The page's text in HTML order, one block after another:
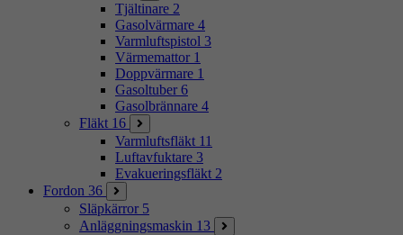
Tjältinare 2
Gasolvärmare 4
Varmluftspistol 3
Värmemattor 1
Doppvärmare 1
Gasoltuber 6
Gasolbrännare 4
Fläkt 16
Varmluftsfläkt 11
Luftavfuktare 3
Evakueringsfläkt 2
Fordon 36
Släpkärror 5
Anläggningsmaskin 13